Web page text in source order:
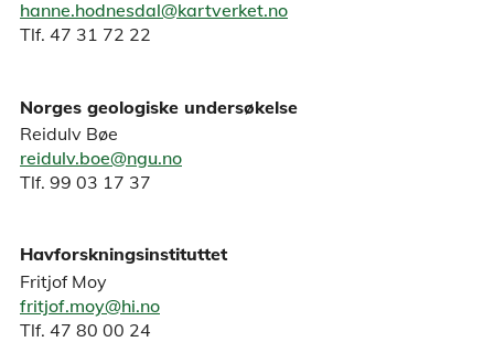
hanne.hodnesdal@kartverket.no
Tlf. 47 31 72 22
Norges geologiske undersøkelse
Reidulv Bøe
reidulv.boe@ngu.no
Tlf. 99 03 17 37
Havforskningsinstituttet
Fritjof Moy
fritjof.moy@hi.no
Tlf. 47 80 00 24